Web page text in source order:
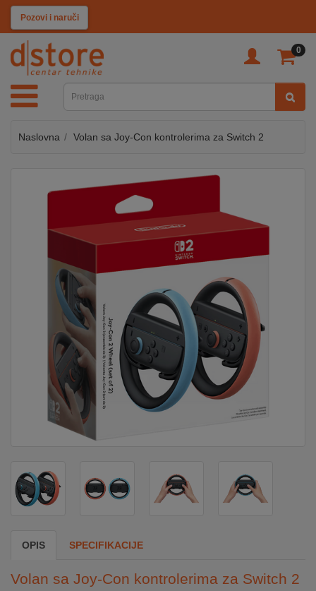
Pozovi i naruči
0
KATEGORIJE
TV
SAT
MOBILNI
KUĆANSKI
KLIMATIZACIJA
&
Naslovna Volan sa Joy-Con kontrolerima za Switch 2
OPIS SPECIFIKACIJE
Volan sa Joy-Con kontrolerima za Switch 2